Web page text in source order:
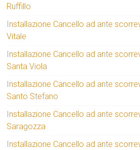
Ruffillo
Installazione Cancello ad ante
Vitale
Installazione Cancello ad ante
Santa Viola
Installazione Cancello ad ante
Santo Stefano
Installazione Cancello ad ante
Saragozza
Installazione Cancello ad ante